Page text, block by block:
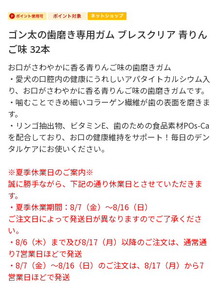
ゴン太の歯磨き専用ガム ブレスクリア 青りん
ご味 32本
お口がさわやかに香る青りんご味の歯磨きガム
・愛犬の口腔内の健康にうれしいアパタイトカルシウム入
り、お口がさわやかに香る青りんご味の歯磨きガムです。
・噛むことできめ細いコラーゲン繊維が歯の表面を磨きま
す。
・リンゴ抽出物、ビタミンE、歯のための食品素材POs-Ca
を配合しており、お口の健康維持をサポート！毎日のデン
タルケアにお使いください。
※夏季休業日のご案内※
誠に勝手ながら、下記の通り休業日とさせていただきま
す。
・夏季休業期間：8/7（金）～8/16（日）
ご注文日によって発送日が異なりますのでご了承くださ
い。
・8/6（木）まで及び8/17（月）以降のご注文は、通常通
り7営業日ほどで発送
・8/7（金）～8/16（日）のご注文は、8/17（月）から7
営業日ほどで発送